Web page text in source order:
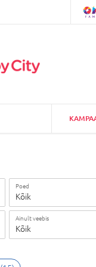
Poed
Kõik
Ainult veebis
Kõik